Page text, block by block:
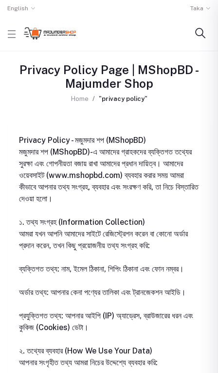
English Taka
Privacy Policy Page | MShopBD -
Majumder Shop
Home "privacy policy"
Privacy Policy - মজুমদার শপ (MShopBD)
মজুমদার শপ (MShopBD)-এ আমাদের গ্রাহকদের ব্যক্তিগত তথ্যের
সুরক্ষা এবং গোপনীয়তা বজায় রাখা আমাদের প্রধান দায়িত্ব। আমাদের
ওয়েবসাইট (www.mshopbd.com) ব্যবহার করার সময় আমরা
কীভাবে আপনার তথ্য সংগ্রহ, ব্যবহার এবং সংরক্ষণ করি, তা নিচে বিস্তারিত
দেওয়া হলো।
১. তথ্য সংগ্রহ (Information Collection)
আমরা যখন আপনি আমাদের সাইটে রেজিস্ট্রেশন করেন বা কোনো অর্ডার
প্রদান করেন, তখন কিছু প্রয়োজনীয় তথ্য সংগ্রহ করি:
ব্যক্তিগত তথ্য: নাম, ইমেল ঠিকানা, শিপিং ঠিকানা এবং ফোন নম্বর।
অর্ডার তথ্য: আপনার কেনা পণ্যের তালিকা এবং ট্রানজেকশন আইডি।
প্রযুক্তিগত তথ্য: আপনার আইপি (IP) অ্যাড্রেস, ব্রাউজারের ধরন এবং
কুকিজ (Cookies) ডেটা।
২. তথ্যের ব্যবহার (How We Use Your Data)
আপনার সংগৃহীত তথ্য আমরা নিচের উদ্দেশ্যে ব্যবহার করি: